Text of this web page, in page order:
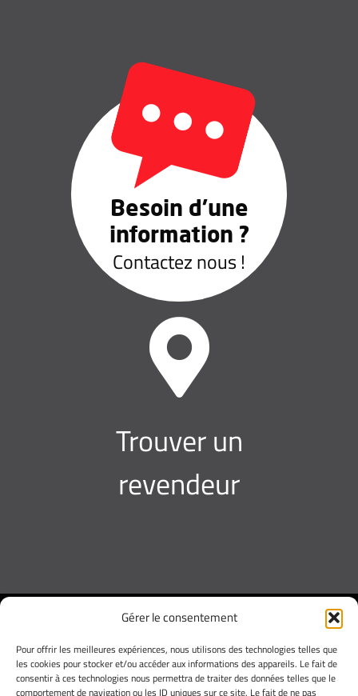
Gérer le consentement
Pour offrir les meilleures expériences, nous utilisons des technologies telles que
les cookies pour stocker et/ou accéder aux informations des appareils. Le fait de
consentir à ces technologies nous permettra de traiter des données telles que le
comportement de navigation ou les ID uniques sur ce site. Le fait de ne pas
Besoin d’une
information ?
Contactez nous !
Trouver un
revendeur
Mentions légales